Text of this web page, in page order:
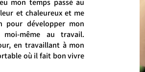
mon temps passé au
et chaleureux et me
pour développer mon
même au travail.
en travaillant à mon
où il fait bon vivre